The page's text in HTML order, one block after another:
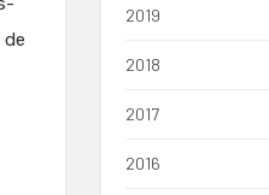
de
2019
2018
2017
2016